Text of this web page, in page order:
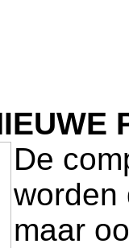
De
worden
maar